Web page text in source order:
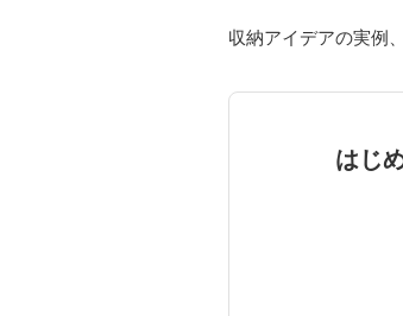
収納アイデアの実例
はじ